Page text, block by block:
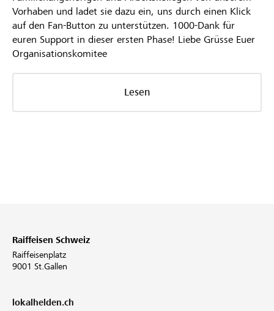
Vorhaben und ladet sie dazu ein, uns durch einen Klick
auf den Fan-Button zu unterstützen. 1000-Dank für
euren Support in dieser ersten Phase! Liebe Grüsse Euer
Organisationskomitee
Lesen
Raiffeisen Schweiz
Raiffeisenplatz
9001 St.Gallen
lokalhelden.ch